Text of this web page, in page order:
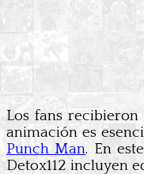
Los fans
animación es
Punch Man. En
Detox112 incluyen